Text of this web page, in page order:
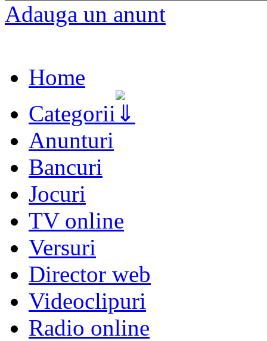
Adauga un anunt
Home
Categorii
Anunturi
Bancuri
Jocuri
TV online
Versuri
Director web
Videoclipuri
Radio online